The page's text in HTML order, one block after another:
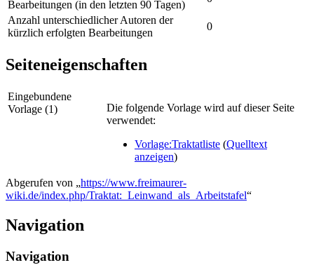
Bearbeitungen (in den letzten 90 Tagen)
Anzahl unterschiedlicher Autoren der
kürzlich erfolgten Bearbeitungen
0
Seiteneigenschaften
Eingebundene
Vorlage (1)
Die folgende Vorlage wird auf dieser Seite
verwendet:
Vorlage:Traktatliste (Quelltext
anzeigen)
Abgerufen von „https://www.freimaurer-
wiki.de/index.php/Traktat:_Leinwand_als_Arbeitstafel“
Navigation
Navigation